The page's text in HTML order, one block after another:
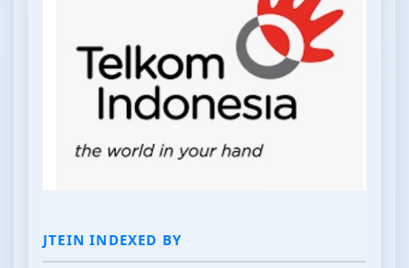
JTEIN INDEXED BY